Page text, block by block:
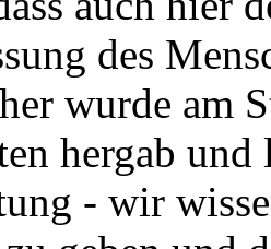
des
wurde am
hergab
- wir